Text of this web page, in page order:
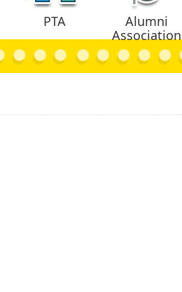
PTA
Alumni
Association